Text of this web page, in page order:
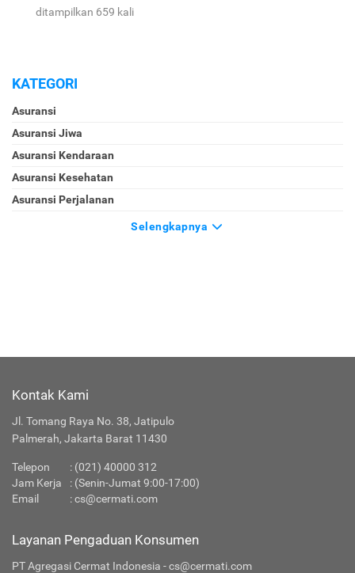
ditampilkan 659 kali
KATEGORI
Asuransi
Asuransi Jiwa
Asuransi Kendaraan
Asuransi Kesehatan
Asuransi Perjalanan
Selengkapnya
Kontak Kami
Jl. Tomang Raya No. 38, Jatipulo
Palmerah, Jakarta Barat 11430
Telepon : (021) 40000 312
Jam Kerja
: (Senin-Jumat 9:00-17:00)
Email
:cs@cermati.com
Layanan Pengaduan Konsumen
PT Agregasi Cermat Indonesia - cs@cermati.com